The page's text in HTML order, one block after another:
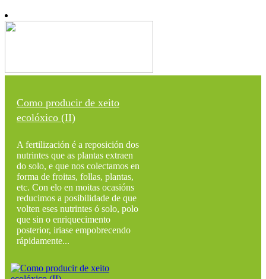
Como producir de xeito
ecolóxico (II)
A fertilización é a reposición dos
nutrintes que as plantas extraen
do solo, e que nos colectamos en
forma de froitas, follas, plantas,
etc. Con elo en moitas ocasións
reducimos a posibilidade de que
volten eses nutrintes ó solo, polo
que sin o enriquecimento
posterior, iriase empobrecendo
rápidamente...